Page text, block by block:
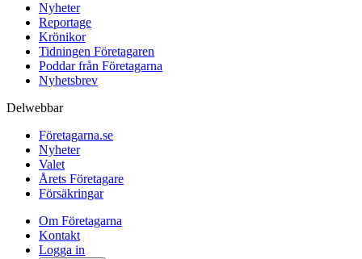
Nyheter
Reportage
Krönikor
Tidningen Företagaren
Poddar från Företagarna
Nyhetsbrev
Delwebbar
Företagarna.se
Nyheter
Valet
Årets Företagare
Försäkringar
Om Företagarna
Kontakt
Logga in